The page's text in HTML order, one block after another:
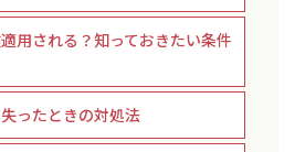
用される？知っておきたい条件
ったときの対処法